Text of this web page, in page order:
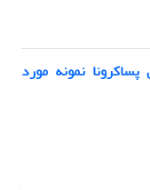
نمونه مورد